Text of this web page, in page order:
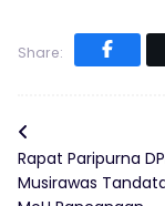
Share:
Rapat Paripurna
Musirawas